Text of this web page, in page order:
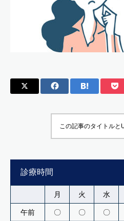
この記事のタイトルと
診療時間
月 火 水
午前 〇 〇 〇